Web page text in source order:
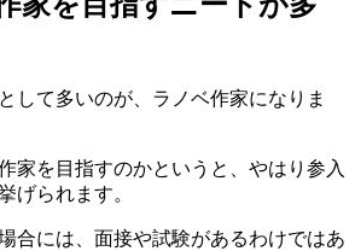
して多いのが、ラノベ作家になりま
家を目指すのかというと、やはり参入
げられます。
合には、面接や試験があるわけではあ